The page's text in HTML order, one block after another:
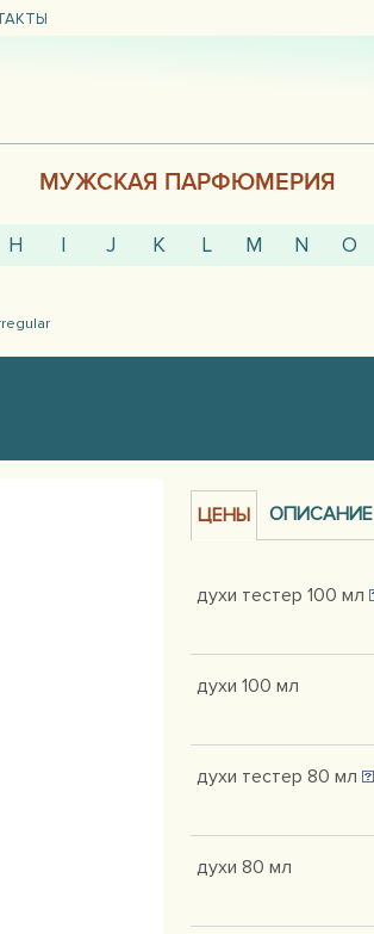
МУЖСКАЯ ПАРФЮМЕРИЯ
H I J K L M N O
ЦЕНЫ ОПИСАНИЕ
духи тестер 100 мл
духи 100 мл
духи тестер 80 мл
духи 80 мл